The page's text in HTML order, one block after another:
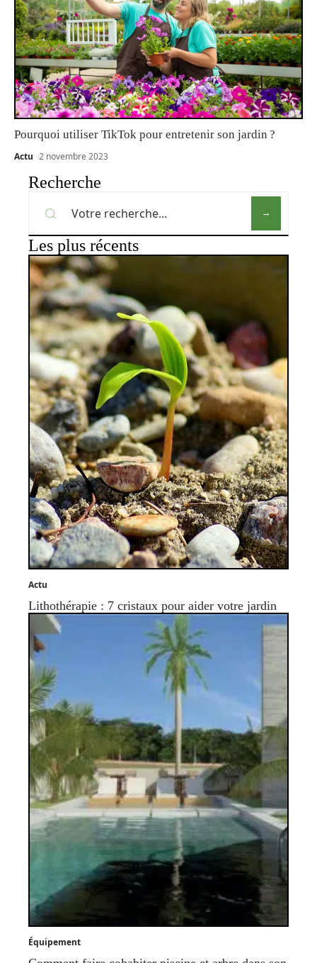
Pourquoi utiliser TikTok pour entretenir son jardin ?
Actu 2 novembre 2023
Recherche
Les plus récents
Actu
Lithothérapie : 7 cristaux pour aider votre jardin
Équipement